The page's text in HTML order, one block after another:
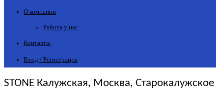
О компании
Работа у нас
Контакты
Вход / Регистрация
STONE Калужская, Москва, Старокалужское